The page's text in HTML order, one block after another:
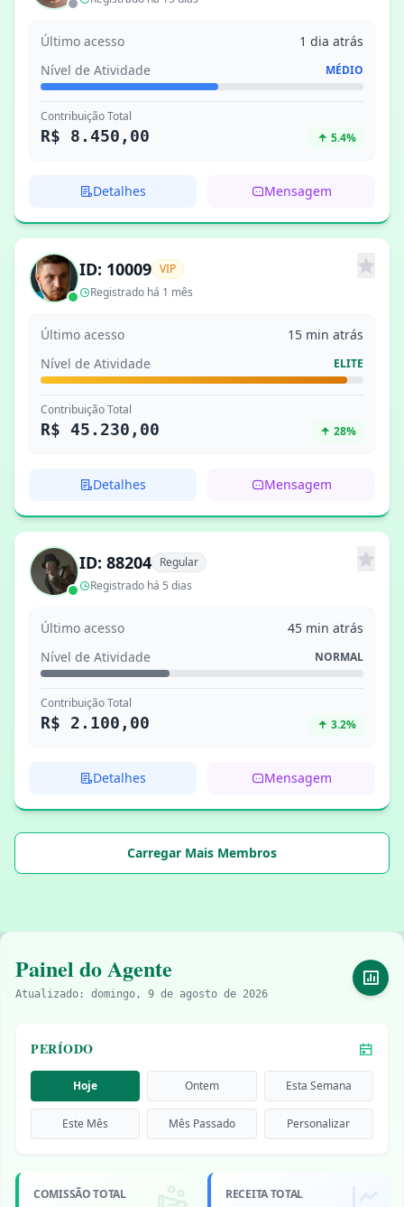
Último acesso
1 dia atrás
Nível de Atividade
MÉDIO
Contribuição Total
R$ 8.450,00 5.4%
Detalhes Mensagem
ID: 10009 VIP
Registrado há 1 mês
Último acesso
15 min atrás
Nível de Atividade
ELITE
Contribuição Total
R$ 45.230,00 28%
Detalhes Mensagem
ID: 88204 Regular
Registrado há 5 dias
Último acesso
45 min atrás
Nível de Atividade
NORMAL
Contribuição Total
R$ 2.100,00 3.2%
Detalhes Mensagem
Carregar Mais Membros
Painel do Agente
Atualizado: domingo, 9 de agosto de 2026
PERÍODO
Hoje Ontem Esta Semana
Este Mês Mês Passado Personalizar
COMISSÃO TOTAL RECEITA TOTAL